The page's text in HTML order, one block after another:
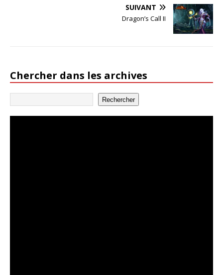
SUIVANT
Dragon’s Call II
Chercher dans les archives
Rechercher